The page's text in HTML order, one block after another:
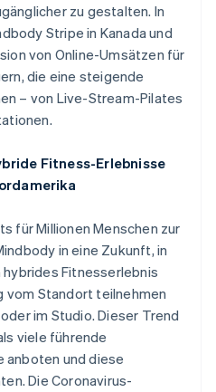
zu gestalten. In
Stripe in Kanada und
von Online-Umsätzen für
die eine steigende
– von Live-Stream-Pilates
Fitness-Erlebnisse
für Millionen Menschen zur
in eine Zukunft, in
Fitnesserlebnis
vom Standort teilnehmen
im Studio. Dieser Trend
viele führende
anboten und diese
Die Coronavirus-